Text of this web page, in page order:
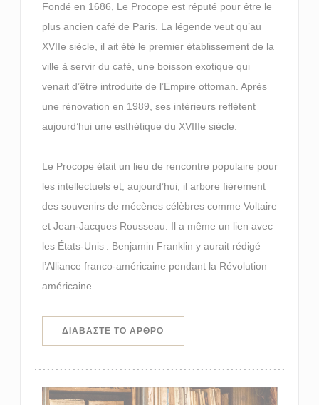
Fondé en 1686, Le Procope est réputé pour être le
plus ancien café de Paris. La légende veut qu’au
XVIIe siècle, il ait été le premier établissement de la
ville à servir du café, une boisson exotique qui
venait d’être introduite de l’Empire ottoman. Après
une rénovation en 1989, ses intérieurs reflètent
aujourd’hui une esthétique du XVIIIe siècle.
Le Procope était un lieu de rencontre populaire pour
les intellectuels et, aujourd’hui, il arbore fièrement
des souvenirs de mécènes célèbres comme Voltaire
et Jean-Jacques Rousseau. Il a même un lien avec
les États-Unis : Benjamin Franklin y aurait rédigé
l’Alliance franco-américaine pendant la Révolution
américaine.
ΔΙΑΒΆΣΤΕ ΤΟ ΆΡΘΡΟ